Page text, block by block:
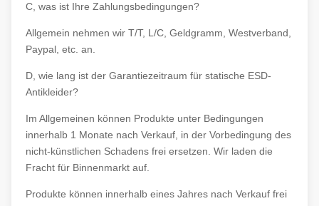
C, was ist Ihre Zahlungsbedingungen?
Allgemein nehmen wir T/T, L/C, Geldgramm, Westverband,
Paypal, etc. an.
D, wie lang ist der Garantiezeitraum für statische ESD-
Antikleider?
Im Allgemeinen können Produkte unter Bedingungen
innerhalb 1 Monate nach Verkauf, in der Vorbedingung des
nicht-künstlichen Schadens frei ersetzen. Wir laden die
Fracht für Binnenmarkt auf.
Produkte können innerhalb eines Jahres nach Verkauf frei